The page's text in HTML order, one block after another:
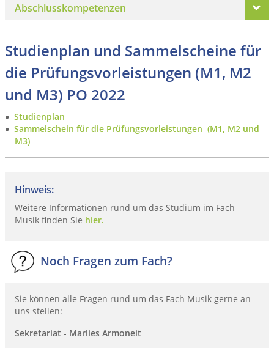
Abschlusskompetenzen
Studienplan und Sammelscheine für
die Prüfungsvorleistungen (M1, M2
und M3) PO 2022
Studienplan
Sammelschein für die Prüfungsvorleistungen (M1, M2 und
M3)
Hinweis:
Weitere Informationen rund um das Studium im Fach
Musik finden Sie hier.
Noch Fragen zum Fach?
Sie können alle Fragen rund um das Fach Musik gerne an
uns stellen:
Sekretariat - Marlies Armoneit